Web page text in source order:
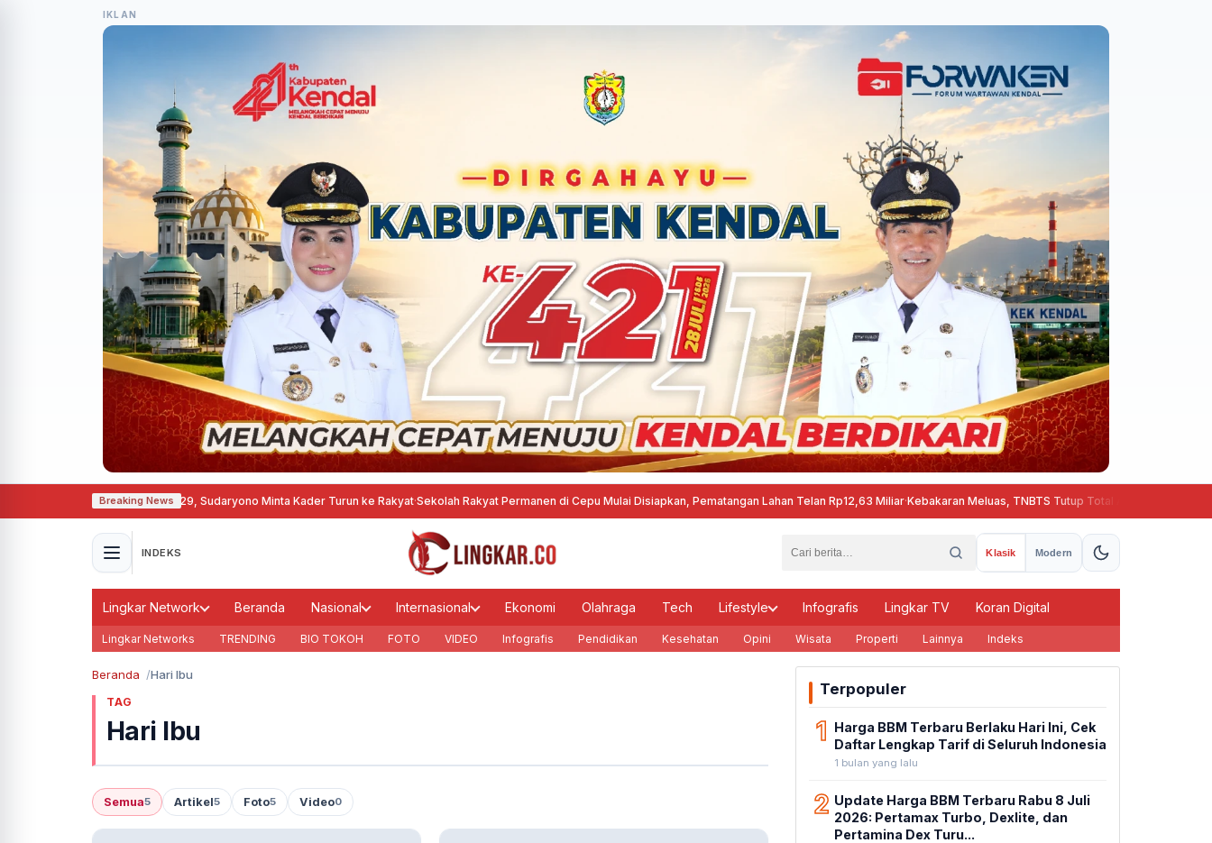
IKLAN
Breaking News
Ditarget Menang 2029, Sudaryono Minta Kader Turun ke Rakyat ·Sekolah Rakyat Permanen di Cepu Mulai Disiapkan, Pematangan Lahan Telan Rp12,63 Miliar·Kebakaran Meluas, TNBTS Tutup Total Akses Wisata Gunung
INDEKS Klasik Modern
Lingkar Network Beranda Nasional Internasional Ekonomi Olahraga Tech Lifestyle Infografis Lingkar TV Koran Digital
Lingkar Networks TRENDING BIO TOKOH FOTO VIDEO Infografis Pendidikan Kesehatan Opini Wisata Properti Lainnya Indeks
Beranda Hari Ibu
TAG
Hari Ibu
Semua5 Artikel5 Foto5 Video0
Terpopuler
1 Harga BBM Terbaru Berlaku Hari Ini, Cek
Daftar Lengkap Tarif di Seluruh Indonesia
1 bulan yang lalu
2 Update Harga BBM Terbaru Rabu 8 Juli
2026: Pertamax Turbo, Dexlite, dan
Pertamina Dex Turu...